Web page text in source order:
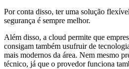
Por conta disso, ter uma solução
segurança é sempre melhor.
Além disso, a cloud permite que
consigam também usufruir de
mais modernos da área. Nem mesmo
técnico, já que o provedor funciona